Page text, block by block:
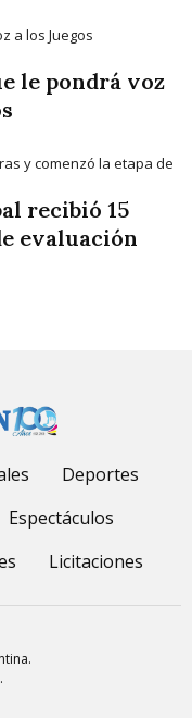
le pondrá voz
recibió 15
evaluación
Deportes
Espectáculos
Licitaciones